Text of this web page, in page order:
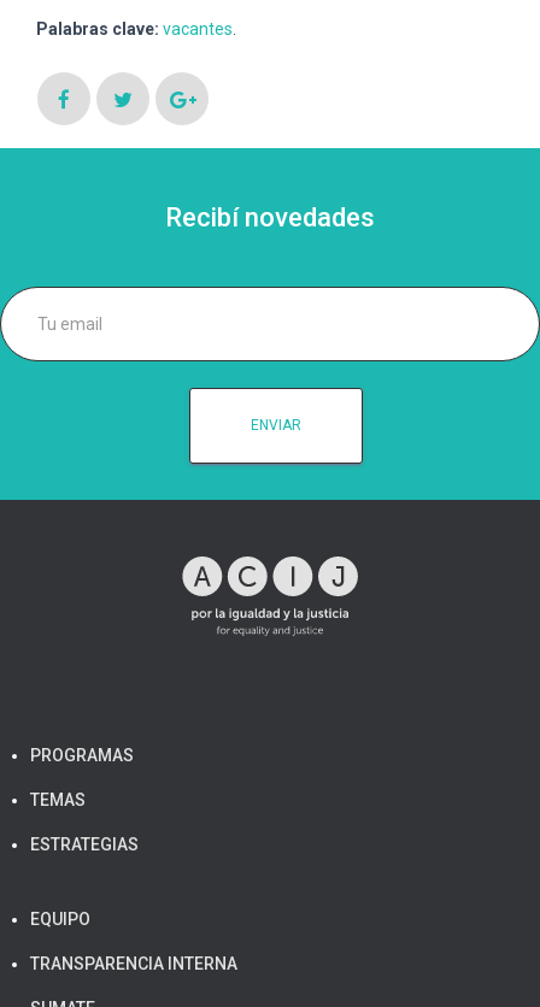
Palabras clave: vacantes
Recibí novedades
PROGRAMAS
TEMAS
ESTRATEGIAS
EQUIPO
TRANSPARENCIA INTERNA